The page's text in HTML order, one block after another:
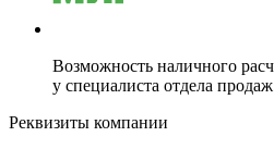
Возможность наличного
у специалиста отдела
Реквизиты компании